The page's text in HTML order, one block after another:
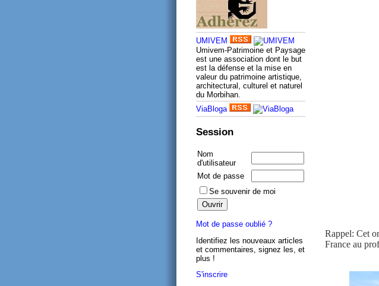
Rappel: Cet
France au
UMIVEM
Umivem-Patrimoine et Paysage
est une association dont le but
est la défense et la mise en
valeur du patrimoine artistique,
architectural, culturel et naturel
du Morbihan.
ViaBloga
Session
Nom
d'utilisateur
Mot de passe
Se souvenir de moi
Mot de passe oublié ?
Identifiez les nouveaux articles
et commentaires, signez les, et
plus !
S'inscrire